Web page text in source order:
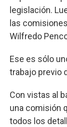
legislación.
las
Wilfredo
Ese es sólo
trabajo previo
Con vistas al
una comisión
todos los